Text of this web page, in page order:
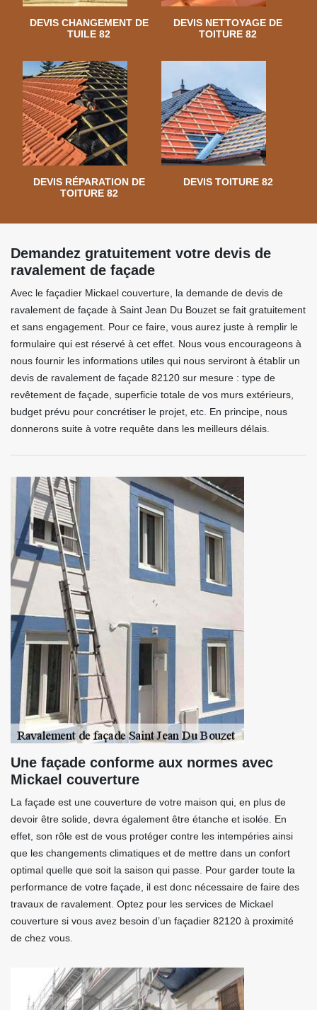
DEVIS CHANGEMENT DE
TUILE 82
DEVIS NETTOYAGE DE
TOITURE 82
DEVIS RÉPARATION DE
TOITURE 82
DEVIS TOITURE 82
Demandez gratuitement votre devis de
ravalement de façade
Avec le façadier Mickael couverture, la demande de devis de
ravalement de façade à Saint Jean Du Bouzet se fait gratuitement
et sans engagement. Pour ce faire, vous aurez juste à remplir le
formulaire qui est réservé à cet effet. Nous vous encourageons à
nous fournir les informations utiles qui nous serviront à établir un
devis de ravalement de façade 82120 sur mesure : type de
revêtement de façade, superficie totale de vos murs extérieurs,
budget prévu pour concrétiser le projet, etc. En principe, nous
donnerons suite à votre requête dans les meilleurs délais.
Une façade conforme aux normes avec
Mickael couverture
La façade est une couverture de votre maison qui, en plus de
devoir être solide, devra également être étanche et isolée. En
effet, son rôle est de vous protéger contre les intempéries ainsi
que les changements climatiques et de mettre dans un confort
optimal quelle que soit la saison qui passe. Pour garder toute la
performance de votre façade, il est donc nécessaire de faire des
travaux de ravalement. Optez pour les services de Mickael
couverture si vous avez besoin d’un façadier 82120 à proximité
de chez vous.